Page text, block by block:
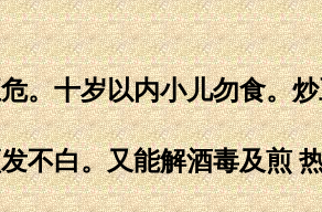
。十岁以内小儿勿食。
不白。又能解酒毒及煎